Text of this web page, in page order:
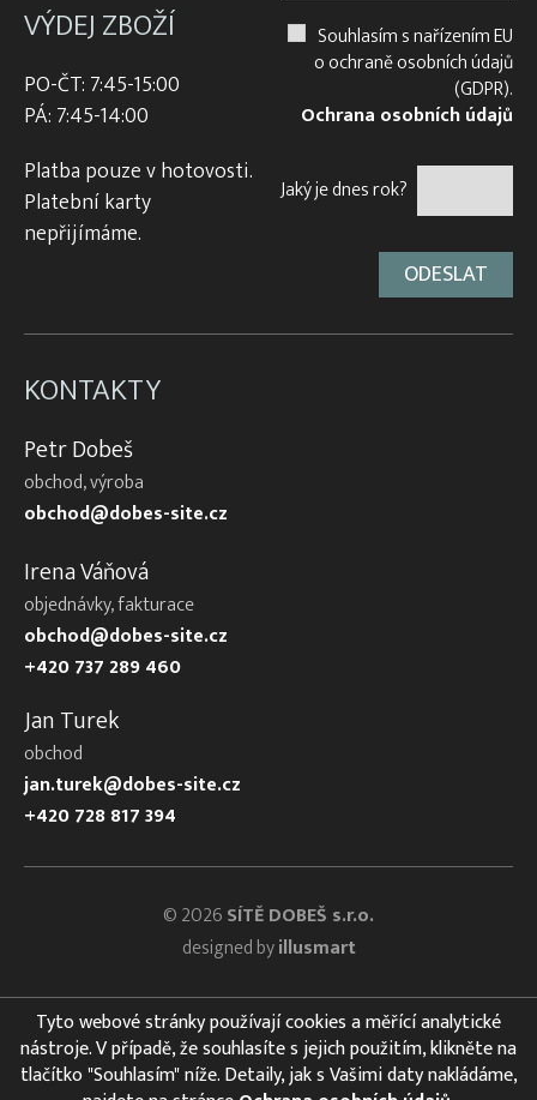
VÝDEJ ZBOŽÍ
PO-ČT: 7:45-15:00
PÁ: 7:45-14:00
Platba pouze v hotovosti.
Platební karty
nepřijímáme.
Souhlasím s nařízením EU
o ochraně osobních údajů
(GDPR).
Ochrana osobních údajů
Jaký je dnes rok?
KONTAKTY
Petr Dobeš
obchod, výroba
obchod@dobes-site.cz
Irena Váňová
objednávky, fakturace
obchod@dobes-site.cz
+420 737 289 460
Jan Turek
obchod
jan.turek@dobes-site.cz
+420 728 817 394
© 2026SÍTĚ DOBEŠ s.r.o.
designed byillusmart
Tyto webové stránky používají cookies a měřící analytické
nástroje. V případě, že souhlasíte s jejich použitím, klikněte na
tlačítko "Souhlasím" níže. Detaily, jak s Vašimi daty nakládáme,